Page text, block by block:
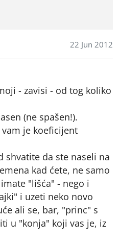
22 Jun 2012
- zavisi - od tog koliko
(ne spašen!).
vam je koeficijent
shvatite da ste naseli na
kad ćete, ne samo
"lišća" - nego i
i uzeti neko novo
ali se, bar, "princ" s
u "konja" koji vas je, iz